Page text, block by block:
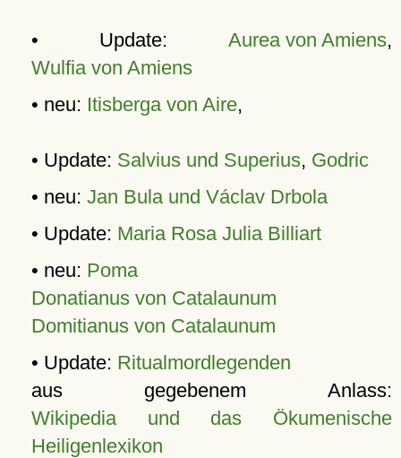
• Update: Aurea von Amiens,
Wulfia von Amiens
• neu: Itisberga von Aire,
• Update: Salvius und Superius, Godric
• neu: Jan Bula und Václav Drbola
• Update: Maria Rosa Julia Billiart
• neu: Poma
Donatianus von Catalaunum
Domitianus von Catalaunum
• Update: Ritualmordlegenden
aus gegebenem Anlass:
Wikipedia und das Ökumenische
Heiligenlexikon